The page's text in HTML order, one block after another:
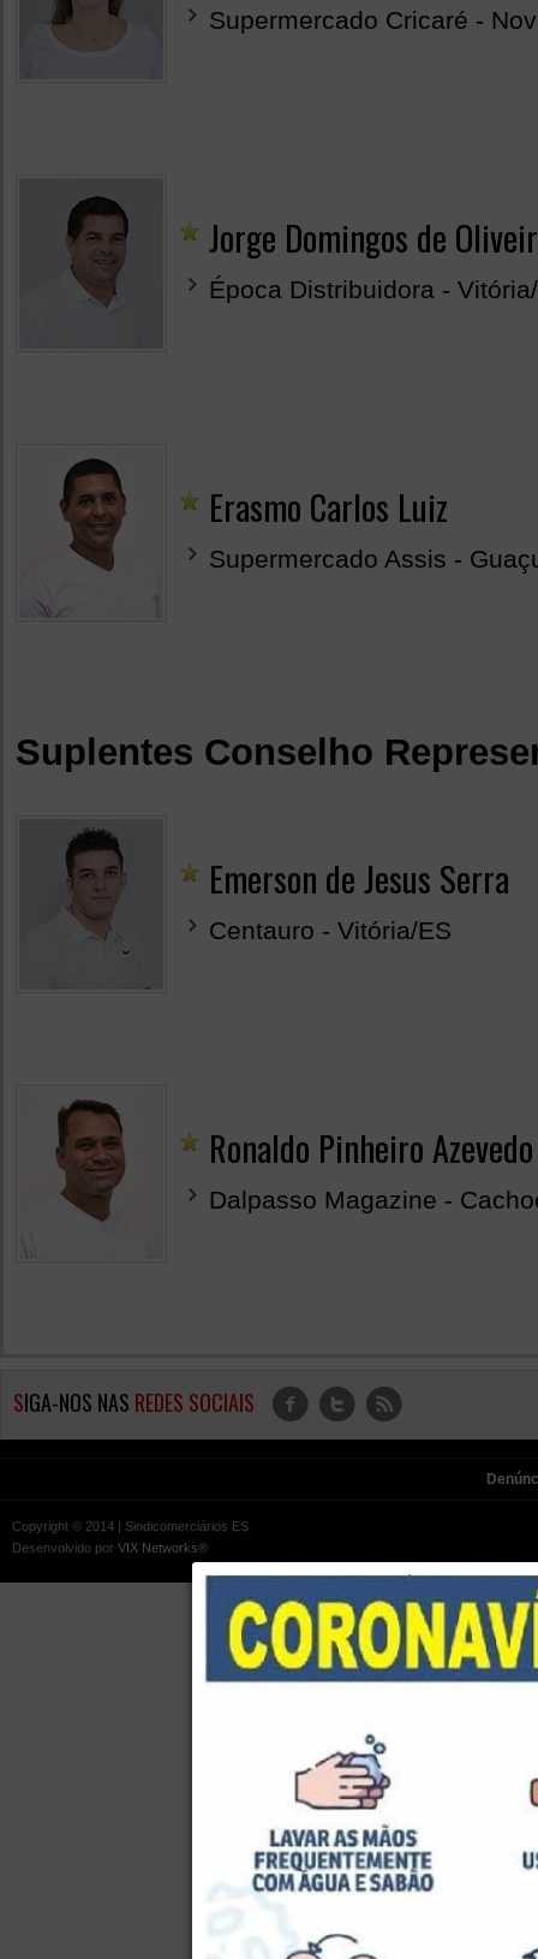
Supermercado Cricaré -
Jorge Domingos de
Época Distribuidora -
Erasmo Carlos Luiz
Supermercado Assis -
Suplentes Conselho
Emerson de Jesus Serra
Centauro - Vitória/ES
Ronaldo Pinheiro Azevedo
Dalpasso Magazine -
SIGA-NOS NAS REDES SOCIAIS f t r
Copyright © 2014 | Sindicomerciários ES
Desenvolvido por VIX Networks®